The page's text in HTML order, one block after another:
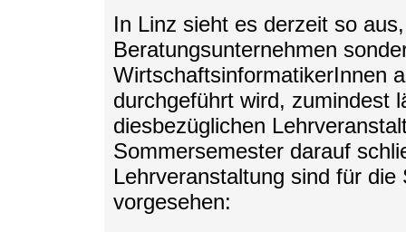
In Linz sieht es derzeit so
Beratungsunternehmen
WirtschaftsinformatikerInnen
durchgeführt wird, zumindest
diesbezüglichen
Sommersemester darauf
Lehrveranstaltung sind für
vorgesehen: